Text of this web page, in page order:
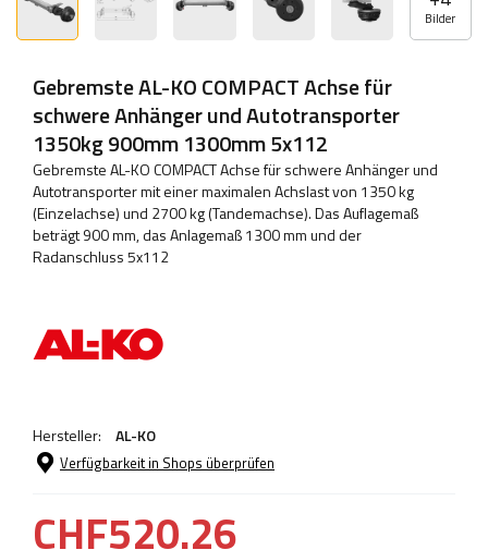
Bilder
Gebremste AL-KO COMPACT Achse für
schwere Anhänger und Autotransporter
1350kg 900mm 1300mm 5x112
Gebremste AL-KO COMPACT Achse für schwere Anhänger und
Autotransporter mit einer maximalen Achslast von 1350 kg
(Einzelachse) und 2700 kg (Tandemachse). Das Auflagemaß
beträgt 900 mm, das Anlagemaß 1300 mm und der
Radanschluss 5x112
Hersteller: AL-KO
Verfügbarkeit in Shops überprüfen
CHF520.26